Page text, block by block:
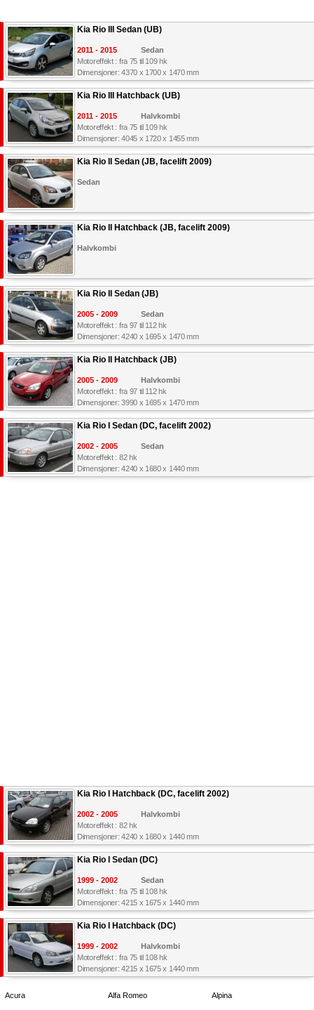
Kia Rio III Sedan (UB)
2011 - 2015
Sedan
Motoreffekt : fra 75 til 109 hk
Dimensjoner: 4370 x 1700 x 1470 mm
Kia Rio III Hatchback (UB)
2011 - 2015
Halvkombi
Motoreffekt : fra 75 til 109 hk
Dimensjoner: 4045 x 1720 x 1455 mm
Kia Rio II Sedan (JB, facelift 2009)
Sedan
Kia Rio II Hatchback (JB, facelift 2009)
Halvkombi
Kia Rio II Sedan (JB)
2005 - 2009
Sedan
Motoreffekt : fra 97 til 112 hk
Dimensjoner: 4240 x 1695 x 1470 mm
Kia Rio II Hatchback (JB)
2005 - 2009
Halvkombi
Motoreffekt : fra 97 til 112 hk
Dimensjoner: 3990 x 1695 x 1470 mm
Kia Rio I Sedan (DC, facelift 2002)
2002 - 2005
Sedan
Motoreffekt : 82 hk
Dimensjoner: 4240 x 1680 x 1440 mm
Kia Rio I Hatchback (DC, facelift 2002)
2002 - 2005
Halvkombi
Motoreffekt : 82 hk
Dimensjoner: 4240 x 1680 x 1440 mm
Kia Rio I Sedan (DC)
1999 - 2002
Sedan
Motoreffekt : fra 75 til 108 hk
Dimensjoner: 4215 x 1675 x 1440 mm
Kia Rio I Hatchback (DC)
1999 - 2002
Halvkombi
Motoreffekt : fra 75 til 108 hk
Dimensjoner: 4215 x 1675 x 1440 mm
Acura Alfa Romeo Alpina